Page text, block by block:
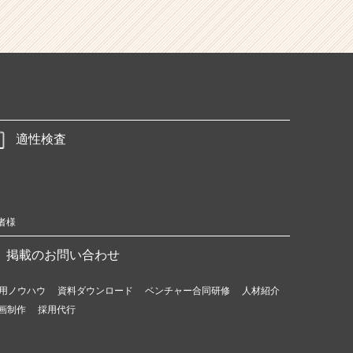
適性検査
様
掲載のお問い合わせ
ノウハウ 資料ダウンロード ベンチャー合同研修
人材紹介
制作
採用代行